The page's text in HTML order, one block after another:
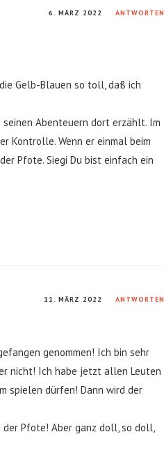
6. MÄRZ 2022 ANTWORTEN
Gelb-Blauen so toll, daß ich
Abenteuern dort erzählt. Im
Kontrolle. Wenn er einmal beim
Pfote. Siegi Du bist einfach ein
11. MÄRZ 2022 ANTWORTEN
genommen! Ich bin sehr
nicht! Ich habe jetzt allen Leuten
spielen dürfen! Dann wird der
Pfote! Aber ganz doll, so doll,